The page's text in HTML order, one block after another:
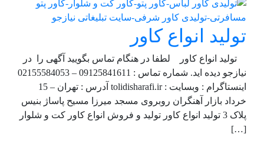
تولید انواع کاور
تولید انواع کاور لطفا در هنگام تماس بگویید آگهی را در
نیازجو دیده اید. شماره تماس : 09125841611 – 02155584053
اینستاگرام : وبسایت : tolidisharafi.ir آدرس : تهران – 15
خرداد بازار آهنگران روبروی مسجد میرزا مسیح پاساژ بنیس
پلاک 3 تولید انواع کاور تولید و فروش انواع کاور کت و شلوار
[…]